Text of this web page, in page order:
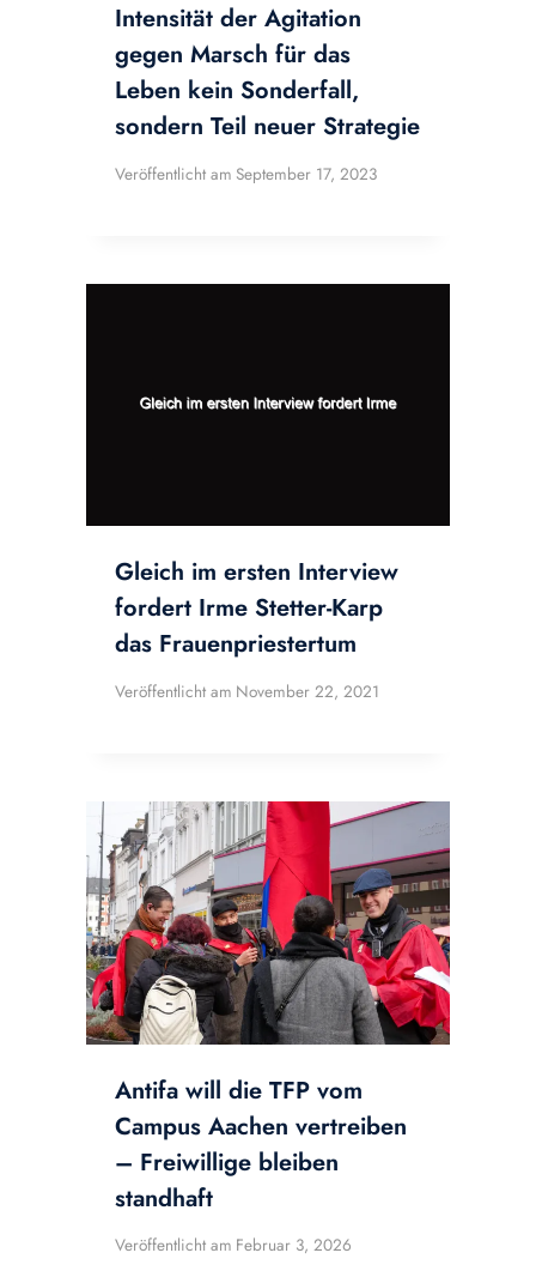
Intensität der Agitation
gegen Marsch für das
Leben kein Sonderfall,
sondern Teil neuer Strategie
Veröffentlicht am September 17, 2023
Gleich im ersten Interview
fordert Irme Stetter-Karp
das Frauenpriestertum
Veröffentlicht am November 22, 2021
Antifa will die TFP vom
Campus Aachen vertreiben
– Freiwillige bleiben
standhaft
Veröffentlicht am Februar 3, 2026